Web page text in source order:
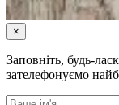
×
Заповніть, будь-
зателефонуємо